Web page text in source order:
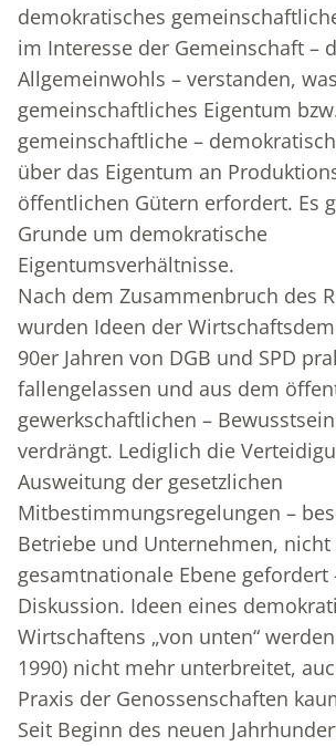
demokratisches
im Interesse der Gemeinschaft –
Allgemeinwohls – verstanden, was
gemeinschaftliches Eigentum
gemeinschaftliche –
über das Eigentum an
öffentlichen Gütern erfordert. Es
Grunde um demokratische
Eigentumsverhältnisse.
Nach dem Zusammenbruch des
wurden Ideen der
90er Jahren von DGB und SPD
fallengelassen und aus dem
gewerkschaftlichen –
verdrängt. Lediglich die
Ausweitung der gesetzlichen
Mitbestimmungsregelungen –
Betriebe und Unternehmen,
gesamtnationale Ebene
Diskussion. Ideen eines
Wirtschaftens „von unten“
1990) nicht mehr unterbreitet,
Praxis der Genossenschaften
Seit Beginn des neuen